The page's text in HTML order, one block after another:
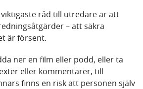
viktigaste råd till utredare är att
– att säkra
är försent.
ner en film eller podd, eller ta
eller kommentarer, till
finns en risk att personen själv